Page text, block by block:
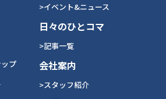
プ
>イベント&ニュース
日々のひとコマ
>記事一覧
会社案内
>スタッフ紹介